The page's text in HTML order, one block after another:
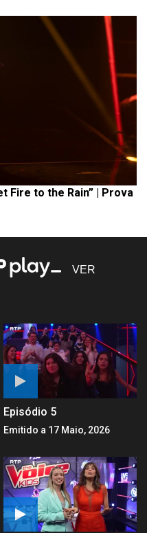
Fire to the Rain” | Prova
VER
Episódio 5
Emitido a 17 Maio, 2026